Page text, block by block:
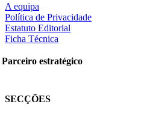
A equipa
Política de Privacidade
Estatuto Editorial
Ficha Técnica
Parceiro estratégico
SECÇÕES